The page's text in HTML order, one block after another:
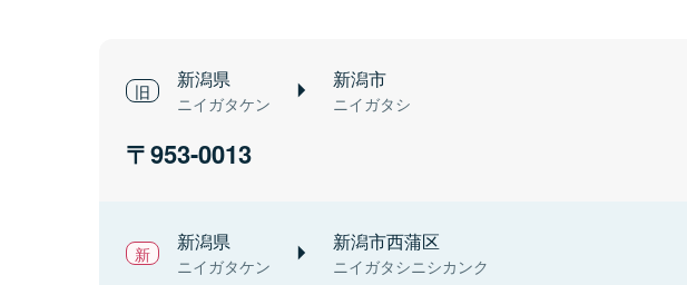
新潟県
ニイガタケン
新潟市
ニイガタシ
953-0013
新潟県
ニイガタケン
新潟市西蒲区
ニイガタシニシカンク